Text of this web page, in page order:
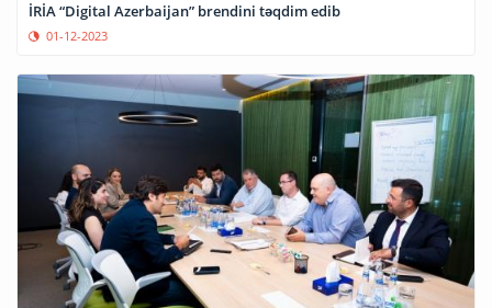
İRİA “Digital Azerbaijan” brendini təqdim edib
01-12-2023